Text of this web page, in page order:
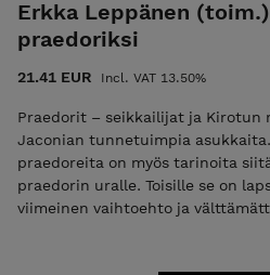
Erkka Leppänen
praedoriksi
21.41 EUR Incl. VAT 13.50%
Praedorit – seikkailijat ja Kirotun
Jaconian tunnetuimpia
praedoreita on myös tarinoita
praedorin uralle. Toisille se on
viimeinen vaihtoehto ja